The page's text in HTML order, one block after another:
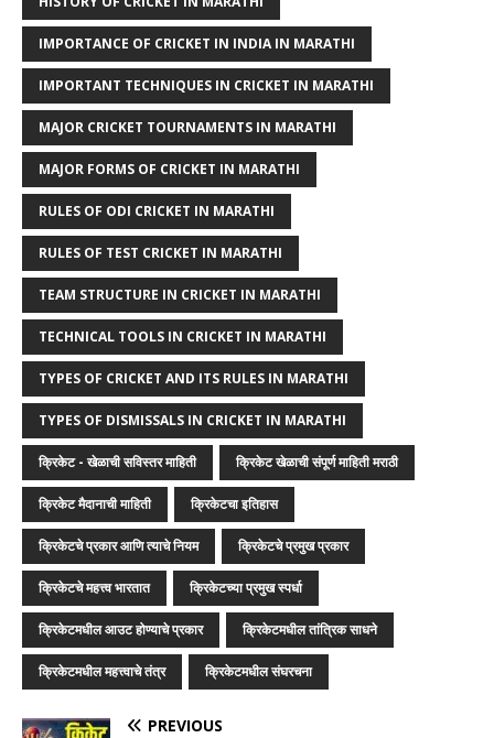
IMPORTANCE OF CRICKET IN INDIA IN MARATHI
IMPORTANT TECHNIQUES IN CRICKET IN MARATHI
MAJOR CRICKET TOURNAMENTS IN MARATHI
MAJOR FORMS OF CRICKET IN MARATHI
RULES OF ODI CRICKET IN MARATHI
RULES OF TEST CRICKET IN MARATHI
TEAM STRUCTURE IN CRICKET IN MARATHI
TECHNICAL TOOLS IN CRICKET IN MARATHI
TYPES OF CRICKET AND ITS RULES IN MARATHI
TYPES OF DISMISSALS IN CRICKET IN MARATHI
क्रिकेट - खेळाची सविस्तर माहिती क्रिकेट खेळाची संपूर्ण माहिती मराठी
क्रिकेट मैदानाची माहिती क्रिकेटचा इतिहास
क्रिकेटचे प्रकार आणि त्याचे नियम क्रिकेटचे प्रमुख प्रकार
क्रिकेटचे महत्त्व भारतात क्रिकेटच्या प्रमुख स्पर्धा
क्रिकेटमधील आउट होण्याचे प्रकार क्रिकेटमधील तांत्रिक साधने
क्रिकेटमधील महत्त्वाचे तंत्र क्रिकेटमधील संघरचना
PREVIOUS